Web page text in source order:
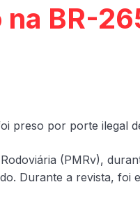
BR-
preso por porte ilegal
(PMRv),
Durante a revista, foi